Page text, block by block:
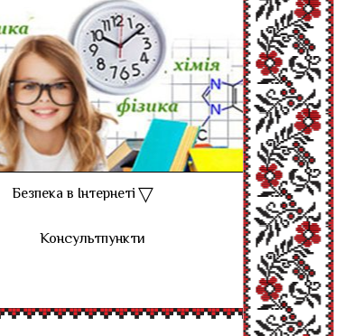
Безпека в Інтернеті
Консультпункти